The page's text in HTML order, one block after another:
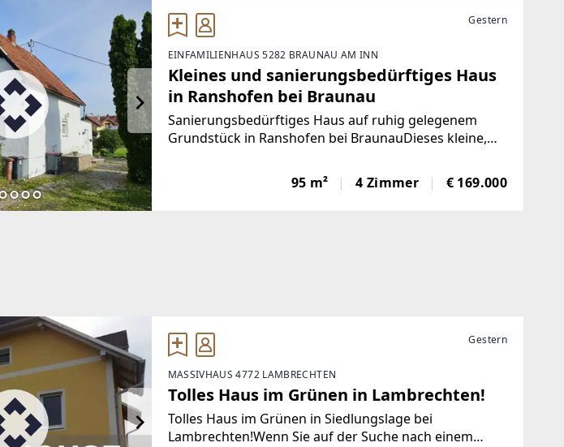
Gestern
EINFAMILIENHAUS 5282 BRAUNAU AM INN
Kleines und sanierungsbedürftiges Haus
in Ranshofen bei Braunau
Sanierungsbedürftiges Haus auf ruhig gelegenem
Grundstück in Ranshofen bei BraunauDieses kleine,
Ihnen die Möglichkeit zur umfassenden Renovierung
oder den Abriss und Neubau nach Ihren individuellen
95 m² 4 Zimmer € 169.000
Gestern
MASSIVHAUS 4772 LAMBRECHTEN
Tolles Haus im Grünen in Lambrechten!
Tolles Haus im Grünen in Siedlungslage bei
Lambrechten!Wenn Sie auf der Suche nach einem